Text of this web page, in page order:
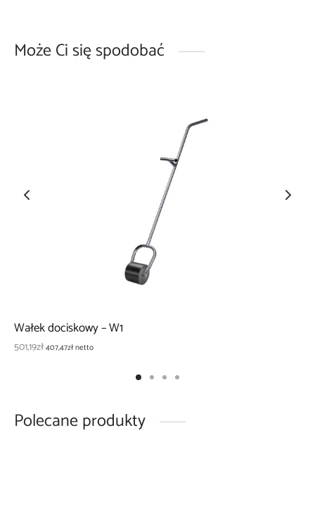
Może Ci się spodobać
Wałek dociskowy – W1
501,19zł407,47złnetto
Polecane produkty